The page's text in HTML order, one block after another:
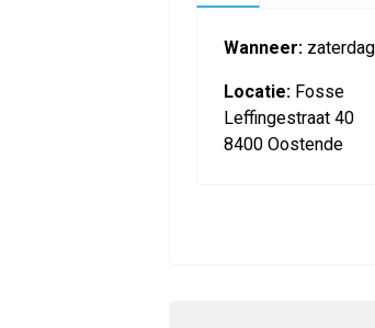
Wanneer:
Locatie: Fosse
Leffingestraat 40
8400 Oostende